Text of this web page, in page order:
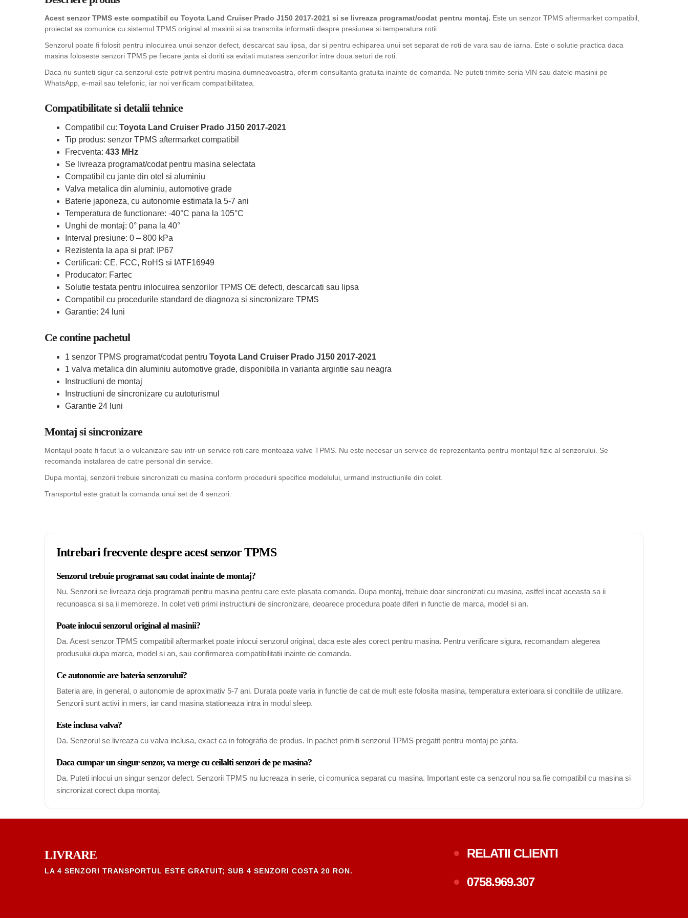
Acest senzor TPMS este compatibil cu Toyota Land Cruiser Prado J150 2017-2021 si se livreaza programat/codat pentru montaj. Este un senzor TPMS aftermarket compatibil,
proiectat sa comunice cu sistemul TPMS original al masinii si sa transmita informatii despre presiunea si temperatura rotii.
Senzorul poate fi folosit pentru inlocuirea unui senzor defect, descarcat sau lipsa, dar si pentru echiparea unui set separat de roti de vara sau de iarna. Este o solutie practica daca
masina foloseste senzori TPMS pe fiecare janta si doriti sa evitati mutarea senzorilor intre doua seturi de roti.
Daca nu sunteti sigur ca senzorul este potrivit pentru masina dumneavoastra, oferim consultanta gratuita inainte de comanda. Ne puteti trimite seria VIN sau datele masinii pe
WhatsApp, e-mail sau telefonic, iar noi verificam compatibilitatea.
Compatibilitate si detalii tehnice
Compatibil cu: Toyota Land Cruiser Prado J150 2017-2021
Tip produs: senzor TPMS aftermarket compatibil
Frecventa: 433 MHz
Se livreaza programat/codat pentru masina selectata
Compatibil cu jante din otel si aluminiu
Valva metalica din aluminiu, automotive grade
Baterie japoneza, cu autonomie estimata la 5-7 ani
Temperatura de functionare: -40°C pana la 105°C
Unghi de montaj: 0° pana la 40°
Interval presiune: 0 – 800 kPa
Rezistenta la apa si praf: IP67
Certificari: CE, FCC, RoHS si IATF16949
Producator: Fartec
Solutie testata pentru inlocuirea senzorilor TPMS OE defecti, descarcati sau lipsa
Compatibil cu procedurile standard de diagnoza si sincronizare TPMS
Garantie: 24 luni
Ce contine pachetul
1 senzor TPMS programat/codat pentru Toyota Land Cruiser Prado J150 2017-2021
1 valva metalica din aluminiu automotive grade, disponibila in varianta argintie sau neagra
Instructiuni de montaj
Instructiuni de sincronizare cu autoturismul
Garantie 24 luni
Montaj si sincronizare
Montajul poate fi facut la o vulcanizare sau intr-un service roti care monteaza valve TPMS. Nu este necesar un service de reprezentanta pentru montajul fizic al senzorului. Se
recomanda instalarea de catre personal din service.
Dupa montaj, senzorii trebuie sincronizati cu masina conform procedurii specifice modelului, urmand instructiunile din colet.
Transportul este gratuit la comanda unui set de 4 senzori.
Intrebari frecvente despre acest senzor TPMS
Senzorul trebuie programat sau codat inainte de montaj?
Nu. Senzorii se livreaza deja programati pentru masina pentru care este plasata comanda. Dupa montaj, trebuie doar sincronizati cu masina, astfel incat aceasta sa ii
recunoasca si sa ii memoreze. In colet veti primi instructiuni de sincronizare, deoarece procedura poate diferi in functie de marca, model si an.
Poate inlocui senzorul original al masinii?
Da. Acest senzor TPMS compatibil aftermarket poate inlocui senzorul original, daca este ales corect pentru masina. Pentru verificare sigura, recomandam alegerea
produsului dupa marca, model si an, sau confirmarea compatibilitatii inainte de comanda.
Ce autonomie are bateria senzorului?
Bateria are, in general, o autonomie de aproximativ 5-7 ani. Durata poate varia in functie de cat de mult este folosita masina, temperatura exterioara si conditiile de utilizare.
Senzorii sunt activi in mers, iar cand masina stationeaza intra in modul sleep.
Este inclusa valva?
Da. Senzorul se livreaza cu valva inclusa, exact ca in fotografia de produs. In pachet primiti senzorul TPMS pregatit pentru montaj pe janta.
Daca cumpar un singur senzor, va merge cu ceilalti senzori de pe masina?
Da. Puteti inlocui un singur senzor defect. Senzorii TPMS nu lucreaza in serie, ci comunica separat cu masina. Important este ca senzorul nou sa fie compatibil cu masina si
sincronizat corect dupa montaj.
LIVRARE
LA 4 SENZORI TRANSPORTUL ESTE GRATUIT; SUB 4 SENZORI COSTA 20 RON.
RELATII CLIENTI
0758.969.307